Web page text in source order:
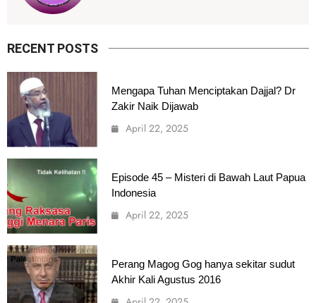
RECENT POSTS
Mengapa Tuhan Menciptakan Dajjal? Dr
Zakir Naik Dijawab
April 22, 2025
Episode 45 – Misteri di Bawah Laut Papua
Indonesia
April 22, 2025
Perang Magog Gog hanya sekitar sudut
Akhir Kali Agustus 2016